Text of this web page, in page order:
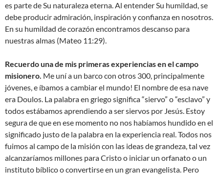
es parte de Su naturaleza eterna. Al entender Su humildad, se
debe producir admiración, inspiración y confianza en nosotros.
En su humildad de corazón encontramos descanso para
nuestras almas (Mateo 11:29).
Recuerdo una de mis primeras experiencias en el campo
misionero. Me uní a un barco con otros 300, principalmente
jóvenes, e íbamos a cambiar el mundo! El nombre de esa nave
era Doulos. La palabra en griego significa “siervo” o “esclavo” y
todos estábamos aprendiendo a ser siervos por Jesús. Estoy
segura de que en ese momento no nos habíamos hundido en el
significado justo de la palabra en la experiencia real. Todos nos
fuimos al campo de la misión con las ideas de grandeza, tal vez
alcanzaríamos millones para Cristo o iniciar un orfanato o un
instituto bíblico o convertirse en un gran evangelista. Pero